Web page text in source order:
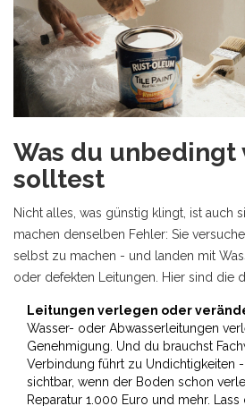
Was du unbedingt
solltest
Nicht alles, was günstig klingt, ist auch
machen denselben Fehler: Sie
selbst zu machen - und landen mit
oder defekten Leitungen. Hier sind die
Leitungen verlegen oder
Wasser- oder Abwasserleitungen
Genehmigung. Und du brauchst
Verbindung führt zu Undichtigkeiten
sichtbar, wenn der Boden schon
Reparatur 1.000 Euro und mehr.